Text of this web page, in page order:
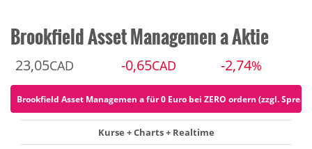
Brookfield Asset Managemen a Aktie
23,05CAD -0,65CAD -2,74%
Brookfield Asset Managemen a für 0 Euro bei ZERO ordern (zzgl.
Kurse + Charts + Realtime